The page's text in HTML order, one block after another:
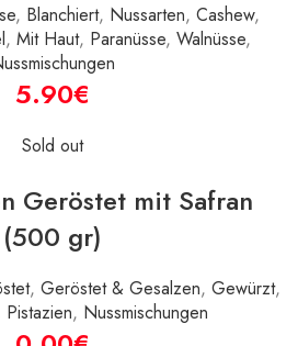
, Blanchiert, Nussarten, Cashew,
, Mit Haut, Paranüsse, Walnüsse,
€
Sold out
Geröstet mit Safran
(500 gr)
, Geröstet & Gesalzen, Gewürzt,
Pistazien, Nussmischungen